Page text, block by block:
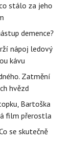
stálo za jeho
demence?
nápoj ledový
kávu
Zatmění
hvězd
Bartoška
film přerostla
se skutečně